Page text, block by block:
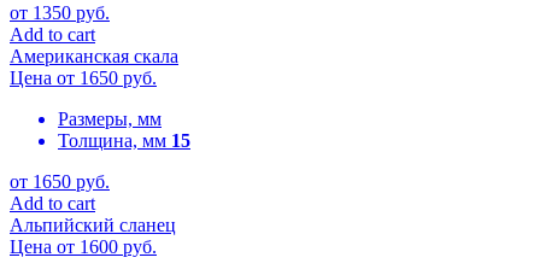
от 1350 руб.
Add to cart
Американская скала
Цена от 1650 руб.
Размеры, мм
Толщина, мм 15
от 1650 руб.
Add to cart
Альпийский сланец
Цена от 1600 руб.